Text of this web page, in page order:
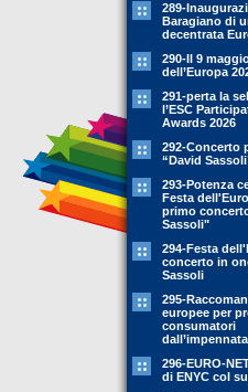
289-
Baragiano di
decentrata
290-Il 9
dell’Europa
291-perta la
l’ESC
Awards 2026
292-Concerto
“David
293-Potenza
Festa
primo
Sassoli"
294-Festa
concerto in
Sassoli
295-
europee per
consumatori
296-EURO-
di ENYC col